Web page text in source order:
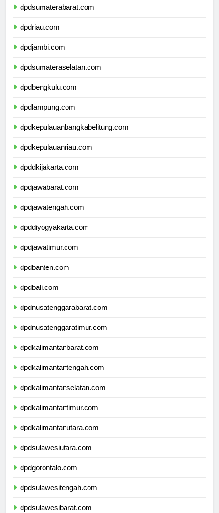
dpdsumaterabarat.com
dpdriau.com
dpdjambi.com
dpdsumateraselatan.com
dpdbengkulu.com
dpdlampung.com
dpdkepulauanbangkabelitung.com
dpdkepulauanriau.com
dpddkijakarta.com
dpdjawabarat.com
dpdjawatengah.com
dpddiyogyakarta.com
dpdjawatimur.com
dpdbanten.com
dpdbali.com
dpdnusatenggarabarat.com
dpdnusatenggaratimur.com
dpdkalimantanbarat.com
dpdkalimantantengah.com
dpdkalimantanselatan.com
dpdkalimantantimur.com
dpdkalimantanutara.com
dpdsulawesiutara.com
dpdgorontalo.com
dpdsulawesitengah.com
dpdsulawesibarat.com